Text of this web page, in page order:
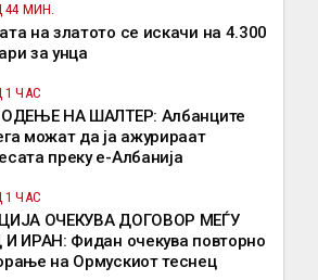
44 МИН.
на златото се искачи на 4.300
за унца
1 ЧАС
ОДЕЊЕ НА ШАЛТЕР: Албанците
можат да ја ажурираат
преку е-Албанија
1 ЧАС
ОЧЕКУВА ДОГОВОР МЕЃУ
ИРАН: Фидан очекува повторно
на Ормускиот теснец